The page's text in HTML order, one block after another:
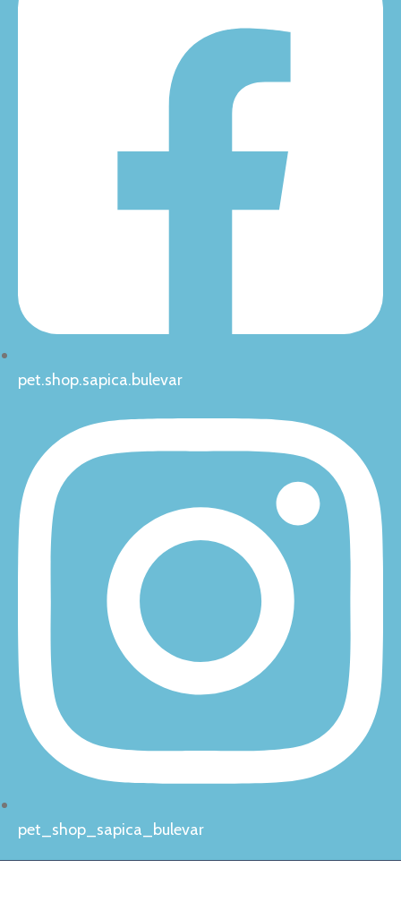
pet.shop.sapica.bulevar
pet_shop_sapica_bulevar